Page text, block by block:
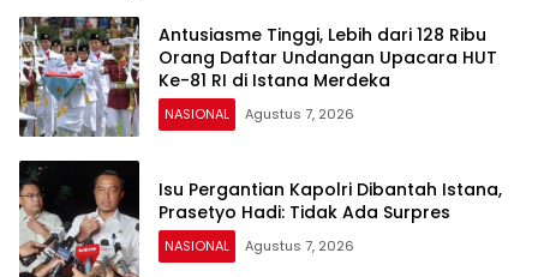
Antusiasme Tinggi, Lebih dari 128 Ribu
Orang Daftar Undangan Upacara HUT
Ke-81 RI di Istana Merdeka
NASIONAL Agustus 7, 2026
Isu Pergantian Kapolri Dibantah Istana,
Prasetyo Hadi: Tidak Ada Surpres
NASIONAL Agustus 7, 2026